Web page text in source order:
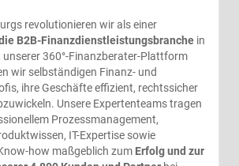
revolutionieren wir als einer
B2B-Finanzdienstleistungsbranche in
360°-Finanzberater-Plattform
wir selbständigen Finanz- und
ihre Geschäfte effizient, rechtssicher
Unsere Expertenteams tragen
Prozessmanagement,
IT-Expertise sowie
how maßgeblich zum Erfolg und zur